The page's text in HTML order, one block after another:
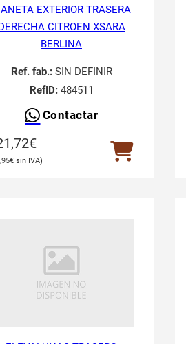
EXTERIOR TRASERA
CITROEN XSARA
BERLINA
Ref. fab.:SIN DEFINIR
RefID:484511
Contactar
€
€